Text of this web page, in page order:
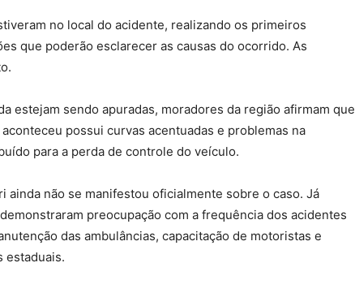
no local do acidente, realizando os primeiros
que poderão esclarecer as causas do ocorrido. As
estejam sendo apuradas, moradores da região afirmam que
possui curvas acentuadas e problemas na
para a perda de controle do veículo.
ainda não se manifestou oficialmente sobre o caso. Já
preocupação com a frequência dos acidentes
das ambulâncias, capacitação de motoristas e
estaduais.